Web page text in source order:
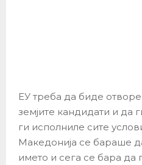
ЕУ треба да биде
земјите кандидати и да
ги исполниле сите
Македонија се бараше
името и сега се бара да